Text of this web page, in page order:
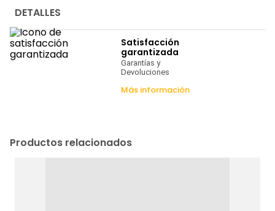
DETALLES
Satisfacción
garantizada
Garantías y
Devoluciones
Más información
Productos relacionados